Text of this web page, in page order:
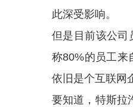
此深受影响。
但是目前该公司
称80%的员工来
依旧是个互联网
要知道，特斯拉